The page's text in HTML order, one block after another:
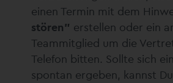
einen Termin mit dem
stören” erstellen oder ein
Teammitglied um die
Telefon bitten. Sollte sich
spontan ergeben, kannst